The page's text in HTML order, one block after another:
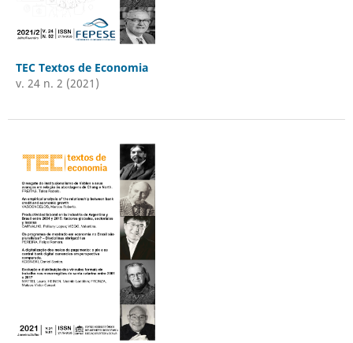
TEC Textos de Economia
v. 24 n. 2 (2021)